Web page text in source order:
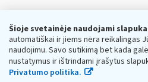
Šioje svetainėje naudojami
automatiškai ir jiems nėra reikalingas
naudojimu. Savo sutikimą bet kada
nustatymus ir ištrindami įrašytus
Privatumo politika.